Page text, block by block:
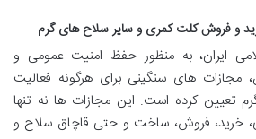
و فروش کلت کمری و سایر سلاح های گرم
ایران، به منظور حفظ امنیت عمومی و
مجازات های سنگینی برای هرگونه فعالیت
تعیین کرده است. این مجازات ها نه تنها
خرید، فروش، ساخت و حتی قاچاق سلاح و